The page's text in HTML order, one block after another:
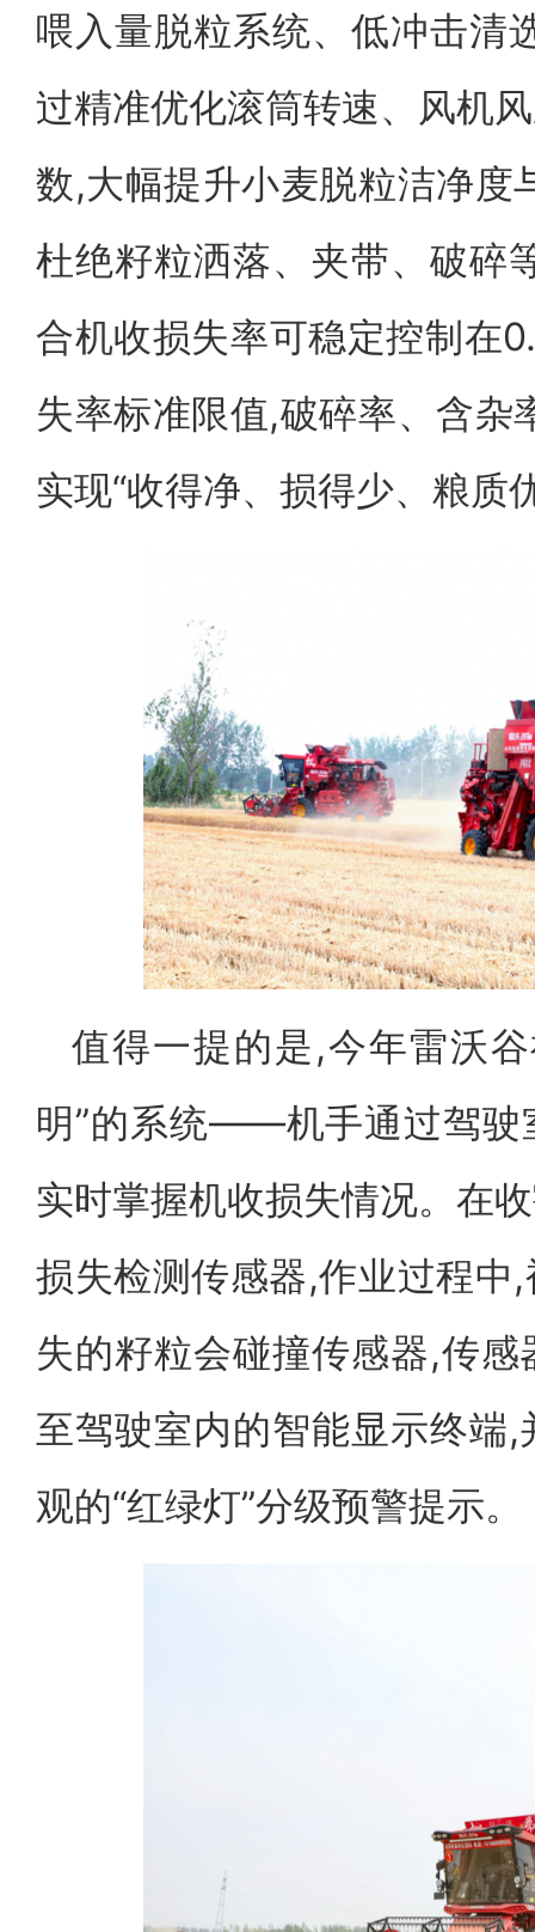
喂入量脱粒系统、低冲击清
过精准优化滚筒转速、风机
数,大幅提升小麦脱粒洁净度
杜绝籽粒洒落、夹带、破碎
合机收损失率可稳定控制在
失率标准限值,破碎率、含杂
实现“收得净、损得少、粮质
值得一提的是,今年雷沃
明”的系统——机手通过驾驶
实时掌握机收损失情况。在
损失检测传感器,作业过程中
失的籽粒会碰撞传感器,传
至驾驶室内的智能显示终端
观的“红绿灯”分级预警提示。